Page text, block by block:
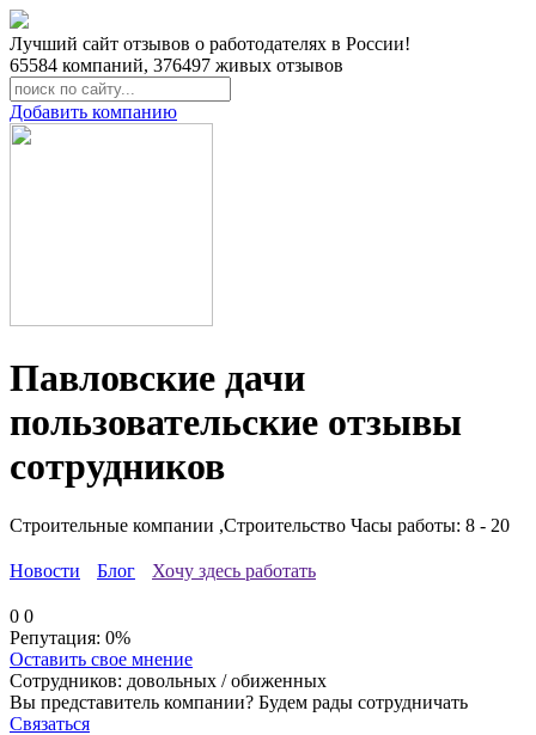
Лучший сайт отзывов о работодателях в России!
65584 компаний, 376497 живых отзывов
Добавить компанию
Павловские дачи
пользовательские отзывы
сотрудников
Строительные компании ,Строительство Часы работы: 8 - 20
Новости Блог Хочу здесь работать
0 0
Репутация: 0%
Оставить свое мнение
Сотрудников: довольных /обиженных
Вы представитель компании? Будем рады сотрудничать
Связаться